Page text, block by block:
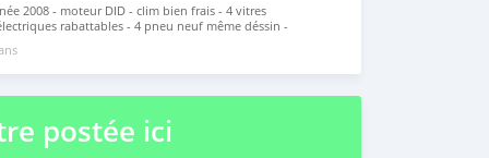
2008 - moteur DID - clim bien frais - 4 vitres
rabattables - 4 pneu neuf même déssin -
TAM - extérieur impeccable - interieur d'origine
- 0342498336/0338101647 - possible reprise
postée ici